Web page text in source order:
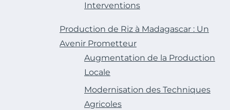
Interventions
Production de Riz à Madagascar : Un
Avenir Prometteur
Augmentation de la Production
Locale
Modernisation des Techniques
Agricoles